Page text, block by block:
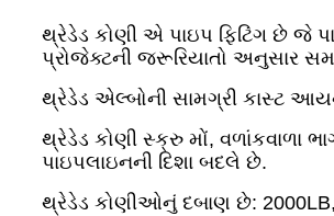
થ્રેડેડ કોણી એ પાઇપ ફિટિંગ છે જે
પ્રોજેક્ટની જરૂરિયાતો અનુસાર
થ્રેડેડ એલ્બોની સામગ્રી કાસ્ટ
થ્રેડેડ કોણી સ્ક્રુ મોં, વળાંકવાળા
પાઇપલાઇનની દિશા બદલે છે.
થ્રેડેડ કોણીઓનું દબાણ છે: 2000LB,